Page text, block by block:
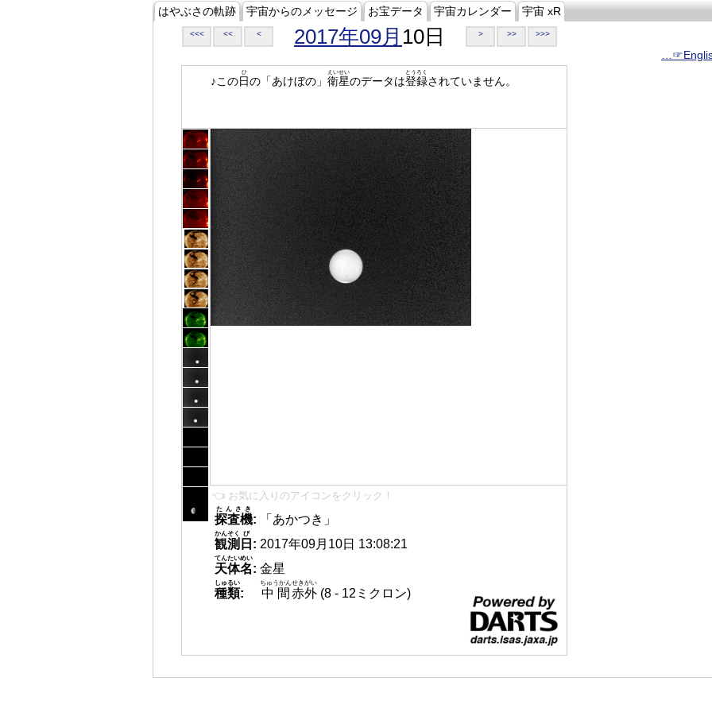
はやぶさの軌跡 宇宙からのメッセージ お宝データ 宇宙カレンダー 宇宙 xR
<<< << < 2017年09月 10日 > >> >>>
♪この日
ひ
の「あけぼの」 衛星
えいせい
のデータは登録
とうろく
されていません。
👈 お気に入りのアイコンをクリック！
探査機
たんさき
:
「あかつき」
観測
かんそく
日
び
: 2017年09月10日 13:08:21
天体名
てんたいめい
: 金星
種類
しゅるい
: 中間
ちゅうかん
赤外
せきがい
(8 - 12ミクロン)